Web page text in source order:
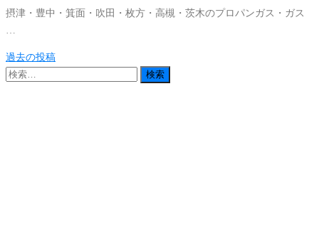
摂津・豊中・箕面・吹田・枚方・高槻・茨木のプロパンガス・ガス
投
稿
過去の投稿
検